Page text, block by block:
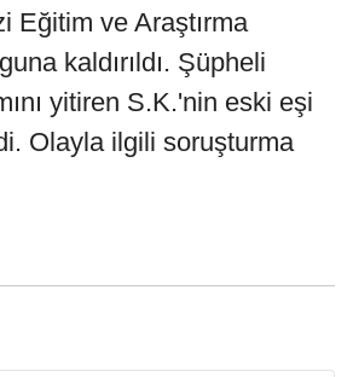
Eğitim ve Araştırma
kaldırıldı. Şüpheli
yitiren S.K.'nin eski eşi
Olayla ilgili soruşturma